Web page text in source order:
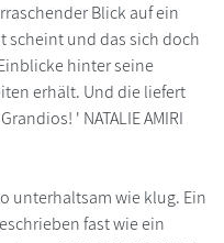
Blick auf ein
scheint und das sich doch
hinter seine
erhält. Und die liefert
' NATALIE AMIRI
unterhaltsam wie klug. Ein
fast wie ein